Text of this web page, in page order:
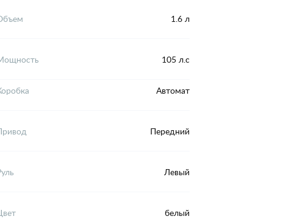
1.6 л
105 л.с
Автомат
Передний
Левый
белый